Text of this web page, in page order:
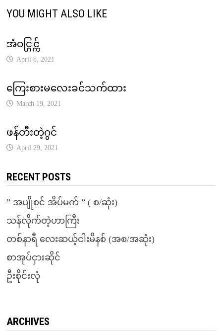
YOU MIGHT ALSO LIKE
အံဝင္ဂြင္က်
April 8, 2021
ကြေးစားမလေးခင်သက်ထား
March 19, 2021
ဖန်တီးတဲ့ဂွင်
April 29, 2021
RECENT POSTS
” အပျိုစင် အိပ်မက် ” ( စ/ဆုံး)
သန်လိုက်တဲ့ဟာကြီး
တစ်နာရီ လေးဆယ့်ငါးမိနစ် (အစ/အဆုံး)
စာအုပ်ငှားဆိုင်
ဦးစိုင်းလုံ
ARCHIVES